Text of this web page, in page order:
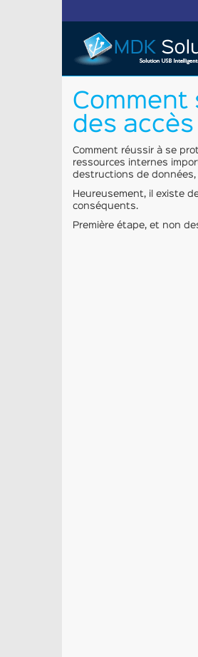
Comment
des
Comment réussir à se
ressources internes
destructions de données,
Heureusement, il existe
conséquents.
Première étape, et non